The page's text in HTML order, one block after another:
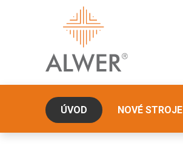
ÚVOD NOVÉ STROJE